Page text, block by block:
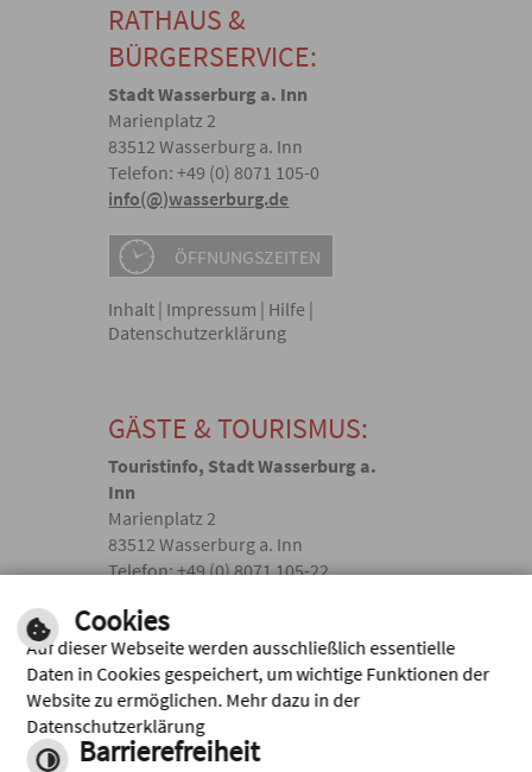
RATHAUS &
BÜRGERSERVICE:
Stadt Wasserburg a. Inn
Marienplatz 2
83512 Wasserburg a. Inn
Telefon: +49 (0) 8071 105-0
info(@)wasserburg.de
ÖFFNUNGSZEITEN
Inhalt | Impressum | Hilfe |
Datenschutzerklärung
GÄSTE & TOURISMUS:
Touristinfo, Stadt Wasserburg a.
Inn
Marienplatz 2
83512 Wasserburg a. Inn
Telefon: +49 (0) 8071 105-22
Facebook
Instagram
Cookies
Auf dieser Webseite werden ausschließlich essentielle
Daten in Cookies gespeichert, um wichtige Funktionen der
Website zu ermöglichen. Mehr dazu in der
Datenschutzerklärung
Barrierefreiheit